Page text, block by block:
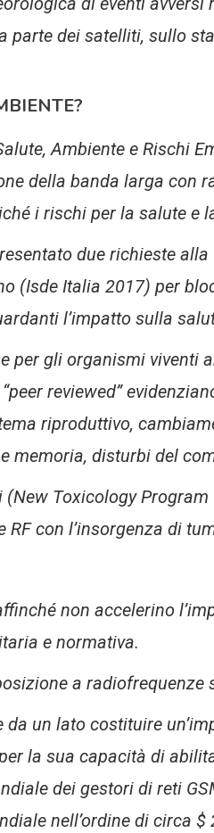
parte dei satelliti, sullo
Ambiente e Rischi
della banda larga con
i rischi per la salute e
due richieste alla
(Isde Italia 2017) per
l’impatto sulla
per gli organismi viventi
reviewed”
riproduttivo,
memoria, disturbi del
Toxicology
con l’insorgenza di
non accelerino
e normativa.
a radiofrequenze
un lato costituire
la sua capacità di
dei gestori di reti
nell’ordine di circa